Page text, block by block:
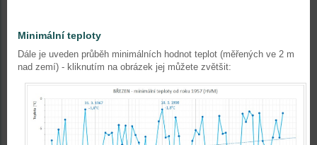
Minimální teploty
Dále je uveden průběh minimálních hodnot teplot (měřených ve 2 m
nad zemí) - kliknutím na obrázek jej můžete zvětšit: